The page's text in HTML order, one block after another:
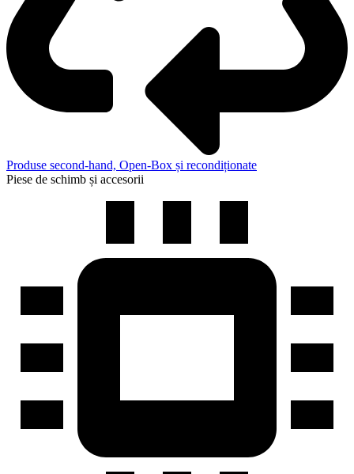
Produse second-hand, Open-Box și recondiționate
Piese de schimb și accesorii